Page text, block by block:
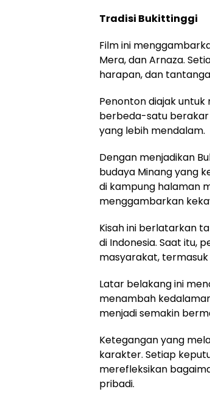
Tradisi Bukittinggi
Film ini
Mera, dan Arnaza.
harapan, dan
Penonton diajak
berbeda-satu berakar
yang lebih mendalam.
Dengan menjadikan
budaya Minang yang
di kampung halaman
menggambarkan
Kisah ini berlatarkan
di Indonesia. Saat itu,
masyarakat, termasuk
Latar belakang ini
menambah
menjadi semakin
Ketegangan yang
karakter. Setiap
merefleksikan
pribadi.